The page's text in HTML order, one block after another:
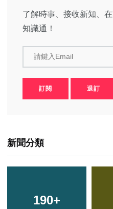
了解時事、接收新知、
知識通！
請鍵入Email
訂閱 退訂
新聞分類
641+